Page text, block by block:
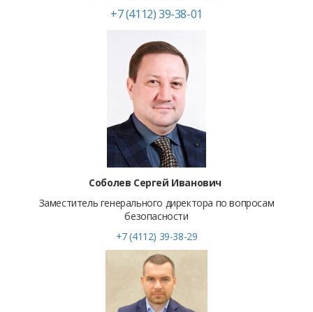
+7 (4112) 39-38-01
Соболев Сергей Иванович
Заместитель генерального директора по вопросам
безопасности
+7 (4112) 39-38-29